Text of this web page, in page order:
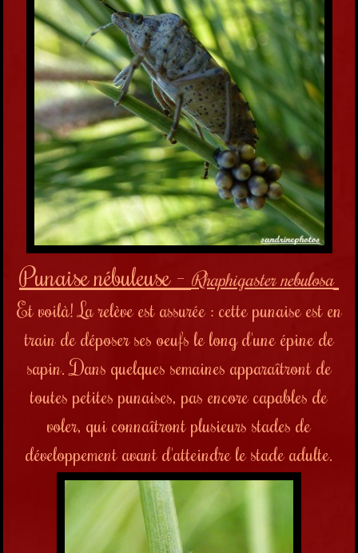
Punaise nébuleuse - Rhaphigaster nebulosa
Et voilà! La relève est assurée : cette punaise est en
train de déposer ses oeufs le long d'une épine de
sapin. Dans quelques semaines apparaîtront de
toutes petites punaises, pas encore capables de
voler, qui connaîtront plusieurs stades de
développement avant d'atteindre le stade adulte.